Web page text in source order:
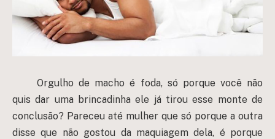
Orgulho de macho é foda, só porque você não
quis dar uma brincadinha ele já tirou esse monte de
conclusão? Pareceu até mulher que só porque a outra
disse que não gostou da maquiagem dela, é porque